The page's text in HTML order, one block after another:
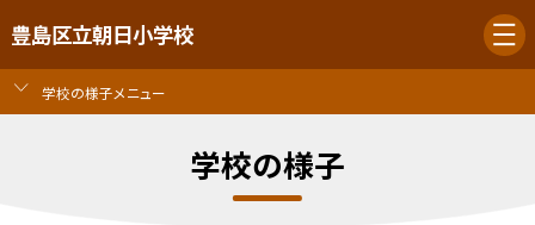
豊島区立朝日小学校
学校の様子メニュー
学校の様子